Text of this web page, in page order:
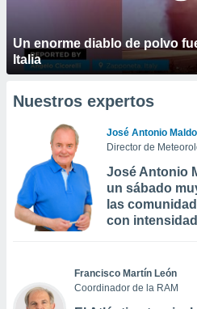
Un enorme diablo de polvo
Italia
Nuestros expertos
José Antonio
Director de
José Antonio
un sábado
las
con intensidad
Francisco Martín León
Coordinador de la RAM